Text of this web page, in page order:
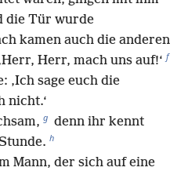
die Tür wurde
kamen auch die anderen
Herr, mach uns auf!‘ f
‚Ich sage euch die
nicht.‘
g denn ihr kennt
h
Mann, der sich auf eine